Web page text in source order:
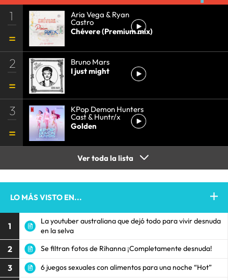
1 Aria Vega & Ryan
Castro
Chévere (Premium mix)
2
Bruno Mars
I just might
3 KPop Demon Hunters
Cast & Huntr/x
Golden
Ver toda la lista
LO MÁS VISTO EN...
1
La youtuber australiana que dejó todo para vivir desnuda
en la selva
2 Se filtran fotos de Rihanna ¡Completamente desnuda!
3 6 juegos sexuales con alimentos para una noche “Hot”